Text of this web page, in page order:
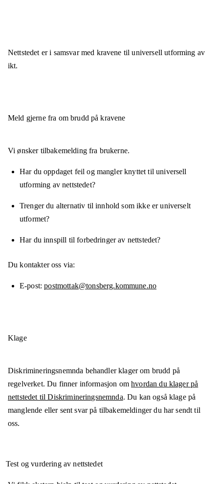
Nettstedet eri samsvarmed kravene til universell utforming av
ikt.
Meld gjerne fra om brudd på kravene
Vi ønsker tilbakemelding fra brukerne.
Har du oppdaget feil og mangler knyttet til universell
utforming av nettstedet?
Trenger du alternativ til innhold som ikke er universelt
utformet?
Har du innspill til forbedringer av nettstedet?
Du kontakter oss via:
E-post postmottak@tonsberg.kommune.no
Klage
Diskrimineringsnemnda behandler klager om brudd på
regelverket. Du finner informasjon omhvordan du klager på
nettstedet til Diskrimineringsnemnda. Du kan også klage på
manglende eller sent svar på tilbakemeldinger du har sendt til
oss.
Test og vurdering av nettstedet